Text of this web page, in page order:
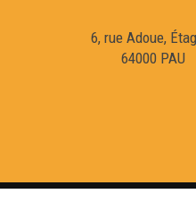
6, rue Adoue,
64000 PAU